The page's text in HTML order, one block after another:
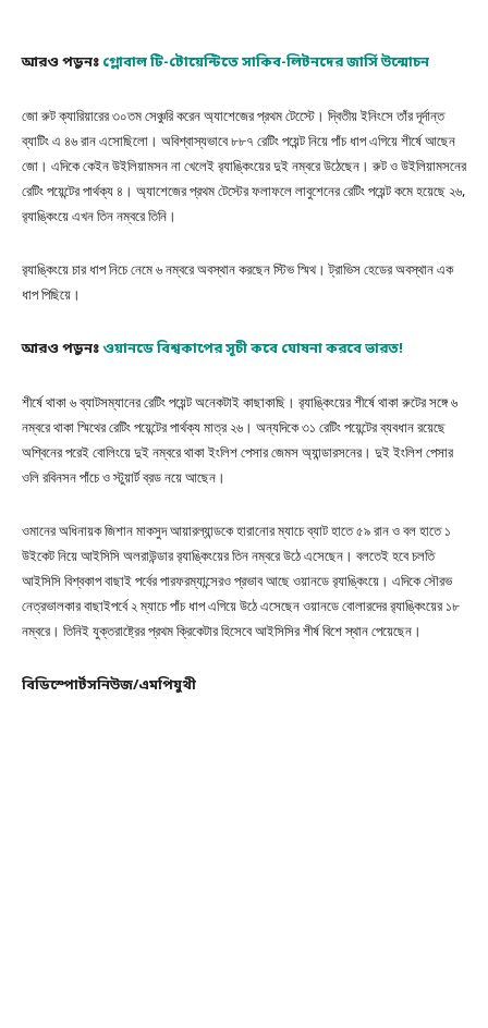
আরও পড়ুনঃ গ্লোবাল টি-টোয়েন্টিতে সাকিব-লিটনদেরজার্সি উন্মোচন
জো রুট ক্যারিয়ারের ৩০তম সেঞ্চুরি করেন অ্যাশেজের প্রথম টেস্টেে। দ্বিতীয় ইনিংসে তাঁর দূর্দান্ত
ব্যাটিং এ ৪৬ রান এসোছিলো। অবিশ্বাস্যভাবে ৮৮৭ রেটিং পয়েন্ট নিয়ে পাঁচ ধাপ এগিয়ে শীর্ষে আছেন
জো। এদিকে কেইন উইলিয়ামসন না খেলেই র‌্যাঙ্কিংয়ের দুই নম্বরে উঠেছেন। রুট ও উইলিয়ামসনের
রেটিং পয়েন্টের পার্থক্য ৪। অ্যাশেজের প্রথম টেস্টের ফলাফলে লাবুশেনের রেটিং পয়েন্ট কমে হয়েছে ২৬,
র‌্যাঙ্কিংয়ে এখন তিন নম্বরে তিনি।
র‌্যাঙ্কিংয়ে চার ধাপ নিচে নেমে ৬ নম্বরে অবস্থান করছেন স্টিভ স্মিথ। ট্রাভিস হেডের অবস্থান এক
ধাপ পিছিয়ে।
আরও পড়ুনঃওয়ানডে বিশ্বকাপের সূচী কবে ঘোষনা করবে ভারত!
শীর্ষে থাকা ৬ ব্যাটসম্যানের রেটিং পয়েন্ট অনেকটাই কাছাকাছি। র‌্যাঙ্কিংয়ের শীর্ষে থাকা রুটের সঙ্গে ৬
নম্বরে থাকা স্মিথের রেটিং পয়েন্টের পার্থক্য মাত্র ২৬। অন্যদিকে ৩১ রেটিং পয়েন্টের ব্যবধান রয়েছে
অশ্বিনের পরেই বোলিংয়ে দুই নম্বরে থাকা ইংলিশ পেসার জেমস অ্যান্ডারসনের। দুই ইংলিশ পেসার
ওলি রবিনসন পাঁচে ও স্টুয়ার্ট ব্রড নয়ে আছেন।
ওমানের অধিনায়ক জিশান মাকসুদ আয়ারল্যান্ডকে হারানোর ম্যাচে ব্যাট হাতে ৫৯ রান ও বল হাতে ১
উইকেট নিয়ে আইসিসি অলরাউন্ডার র‌্যাঙ্কিংয়ের তিন নম্বরে উঠে এসেছেন। বলতেই হবে চলতি
আইসিসি বিশ্বকাপ বাছাই পর্বের পারফরম্যান্সেরও প্রভাব আছে ওয়ানডে র‌্যাঙ্কিংয়ে। এদিকে সৌরভ
নেত্রভালকার বাছাইপর্বে ২ ম্যাচে পাঁচ ধাপ এগিয়ে উঠে এসেছেন ওয়ানডে বোলারদের র‌্যাঙ্কিংয়ের ১৮
নম্বরে। তিনিই যুক্তরাষ্ট্রের প্রথম ক্রিকেটার হিসেবে আইসিসির শীর্ষ বিশে স্থান পেয়েছেন।
বিডিস্পোর্টসনিউজ/এমপিযুথী